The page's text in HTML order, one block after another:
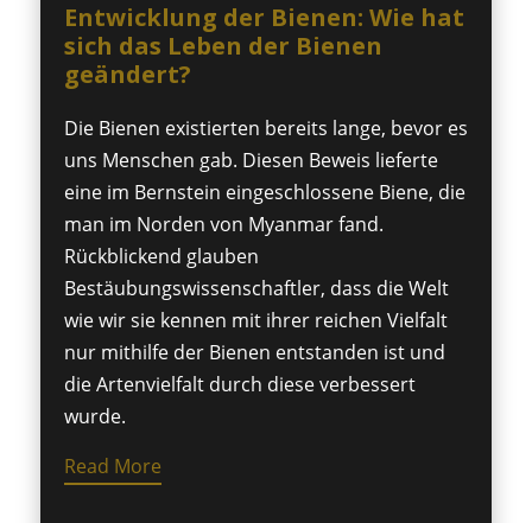
Entwicklung der Bienen: Wie hat
sich das Leben der Bienen
geändert?
Die Bienen existierten bereits lange, bevor es
uns Menschen gab. Diesen Beweis lieferte
eine im Bernstein eingeschlossene Biene, die
man im Norden von Myanmar fand.
Rückblickend glauben
Bestäubungswissenschaftler, dass die Welt
wie wir sie kennen mit ihrer reichen Vielfalt
nur mithilfe der Bienen entstanden ist und
die Artenvielfalt durch diese verbessert
wurde.
Read More